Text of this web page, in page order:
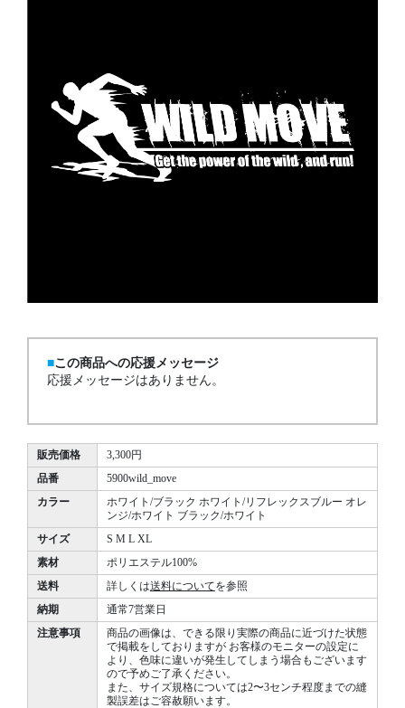
この商品への応援メッセージ
応援メッセージはありません。
販売価格
3,300円
品番
5900wild_move
カラー
ホワイト/ブラック ホワイト/リフレックスブルー オレ
ンジ/ホワイト ブラック/ホワイト
サイズ
S M L XL
素材
ポリエステル100%
送料
詳しくは送料についてを参照
納期
通常7営業日
注意事項
商品の画像は、できる限り実際の商品に近づけた状態
で掲載をしておりますが お客様のモニターの設定に
より、色味に違いが発生してしまう場合もございます
ので予めご了承ください。
また、サイズ規格については2〜3センチ程度までの縫
製誤差はご容赦願います。